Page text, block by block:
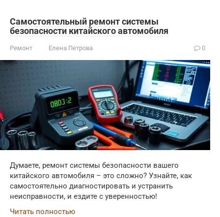
Самостоятельный ремонт системы
безопасности китайского автомобиля
Ремонт Елена Петрова 0
Думаете, ремонт системы безопасности вашего
китайского автомобиля – это сложно? Узнайте, как
самостоятельно диагностировать и устранить
неисправности, и ездите с уверенностью!
Читать полностью